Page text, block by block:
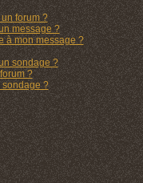
forum ?
message ?
à mon message ?
sondage ?
?
?